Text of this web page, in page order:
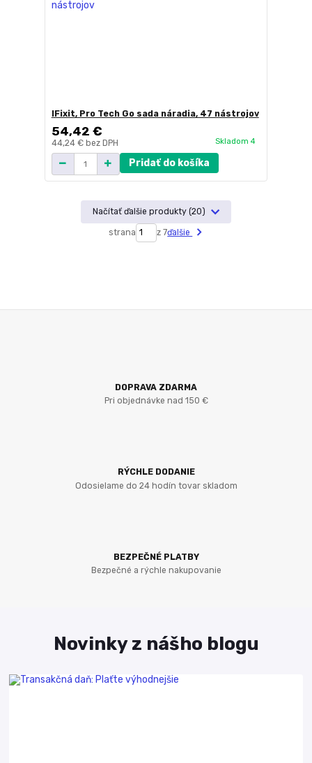
IFixit, Pro Tech Go sada náradia, 47 nástrojov
54,42 €
44,24 € bez DPH Skladom 4
Pridať do košíka
Načítať ďalšie produkty (20)
strana z 7ďalšie
DOPRAVA ZDARMA
Pri objednávke nad 150 €
RÝCHLE DODANIE
Odosielame do 24 hodín tovar skladom
BEZPEČNÉ PLATBY
Bezpečné a rýchle nakupovanie
Novinky z nášho blogu